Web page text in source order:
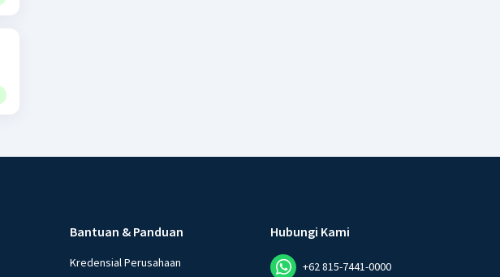
Bantuan & Panduan
Kredensial Perusahaan
Hubungi Kami
+62 815-7441-0000